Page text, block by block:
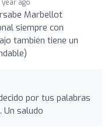
year ago
Marbellot
siempre con
también tiene un
por tus palabras
Un saludo